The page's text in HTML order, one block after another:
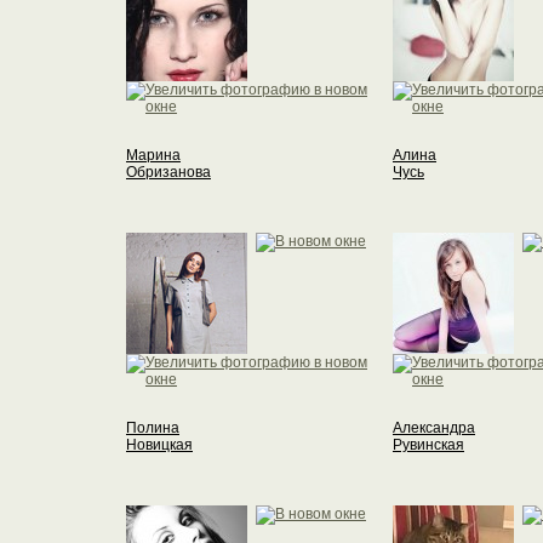
Марина
Обризанова
Алина
Чусь
Полина
Новицкая
Александра
Рувинская